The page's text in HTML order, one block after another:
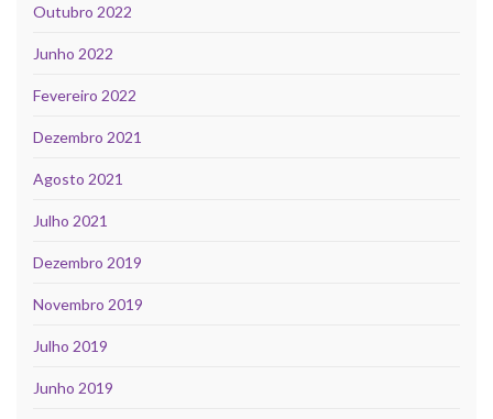
Outubro 2022
Junho 2022
Fevereiro 2022
Dezembro 2021
Agosto 2021
Julho 2021
Dezembro 2019
Novembro 2019
Julho 2019
Junho 2019